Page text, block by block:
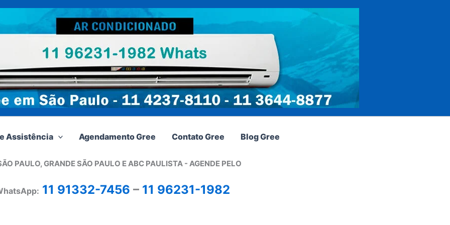
Assistência Agendamento Gree Contato Gree Blog Gree
PAULO, GRANDE SÃO PAULO E ABC PAULISTA - AGENDE PELO
11 91332-7456 – 11 96231-1982